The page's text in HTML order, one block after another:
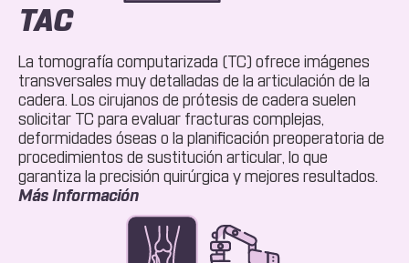
TAC
La tomografía computarizada (TC) ofrece imágenes
transversales muy detalladas de la articulación de la
cadera. Los cirujanos de prótesis de cadera suelen
solicitar TC para evaluar fracturas complejas,
deformidades óseas o la planificación preoperatoria de
procedimientos de sustitución articular, lo que
garantiza la precisión quirúrgica y mejores resultados.
Más InformaciónAcerca
De
CT
Scan